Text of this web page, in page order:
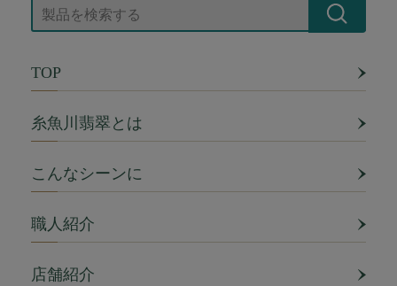
TOP
糸魚川翡翠とは
こんなシーンに
職人紹介
店舗紹介